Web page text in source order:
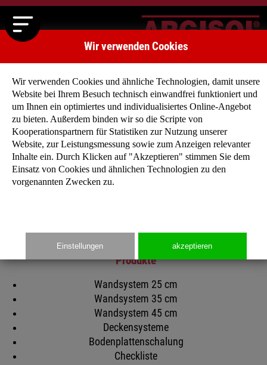
Main
Startseite
Unternehmen
Produkte
Wandsystem 25 cm
Wandsystem 35 cm
Wandsystem 45 cm
Deckensysteme
Bodenplattenschalung
Checkliste
Wir verwenden Cookies
Wir verwenden Cookies und ähnliche Technologien, damit unsere
Website bei Ihrem Besuch technisch einwandfrei funktioniert und
um Ihnen ein optimiertes und individualisiertes Online-Angebot
zu bieten. Außerdem binden wir so die Scripte von
Kooperationspartnern für Statistiken zur Nutzung unserer
Website, zur Leistungsmessung sowie zum Anzeigen relevanter
Inhalte ein. Durch Klicken auf "Akzeptieren" stimmen Sie dem
Einsatz von Cookies und ähnlichen Technologien zu den
vorgenannten Zwecken zu.
Einstellungen akzeptieren